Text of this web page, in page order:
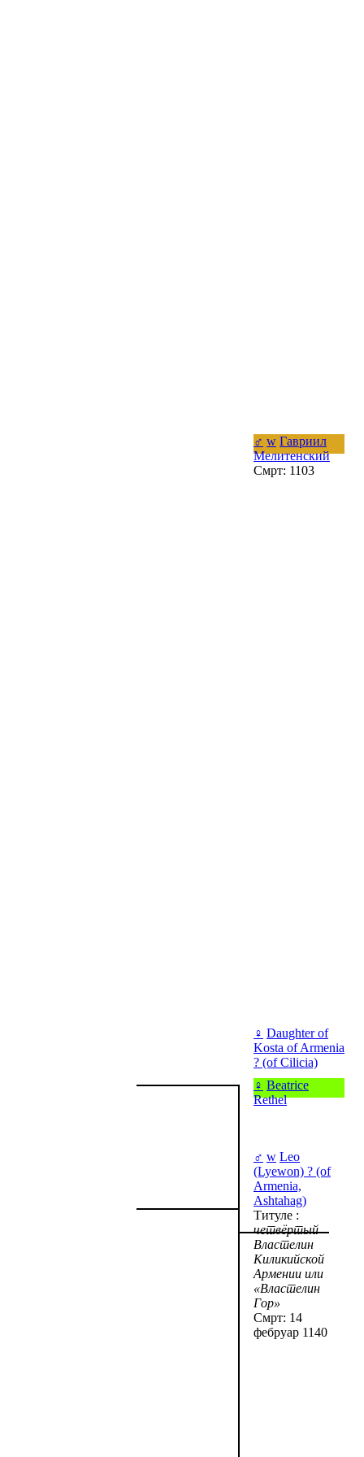
♂ w Гавриил
Мелитенский
Смрт: 1103
♀ Daughter of
Kosta of Armenia
? (of Cilicia)
♀ Beatrice
Rethel
♂ w Leo
(Lyewon) ? (of
Armenia,
Ashtahag)
Титуле :
четвёртый
Властелин
Киликийской
Армении или
«Властелин
Гор»
Смрт: 14
фебруар 1140